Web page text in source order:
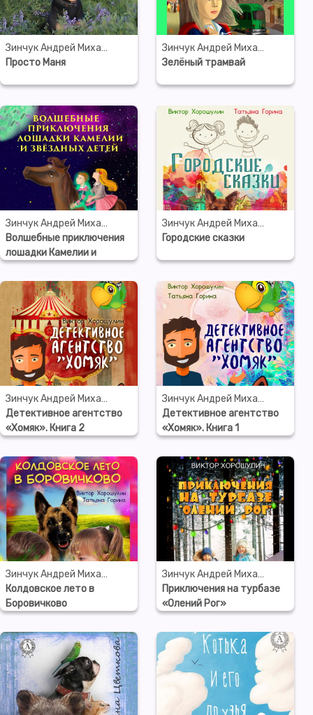
Зинчук Андрей Михайлович
Просто Маня
Зинчук Андрей Михайлович
Зелёный трамвай
Зинчук Андрей Михайлович
Волшебные приключения
лошадки Камелии и
звёздных детей
Зинчук Андрей Михайлович
Городские сказки
Зинчук Андрей Михайлович
Детективное агентство
«Хомяк». Книга 2
Зинчук Андрей Михайлович
Детективное агентство
«Хомяк». Книга 1
Зинчук Андрей Михайлович
Колдовское лето в
Боровичково
Зинчук Андрей Михайлович
Приключения на турбазе
«Олений Рог»